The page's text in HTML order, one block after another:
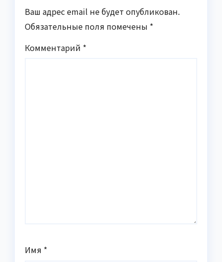
Ваш адрес email не будет опубликован.
Обязательные поля помечены *
Комментарий *
Имя *